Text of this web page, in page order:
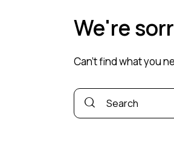
We're
Can't find what you